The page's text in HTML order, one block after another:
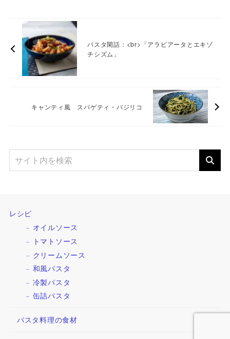
パスタ閑話：<br>「アラビアータとエキゾ
チシズム」
キャンティ風 スパゲティ・バジリコ
レシピ
オイルソース
トマトソース
クリームソース
和風パスタ
冷製パスタ
缶詰パスタ
パスタ料理の食材